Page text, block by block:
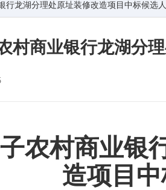
行龙湖分理处原址装修改造项目中标候选
村商业银行龙湖分
农村商业银
造项目